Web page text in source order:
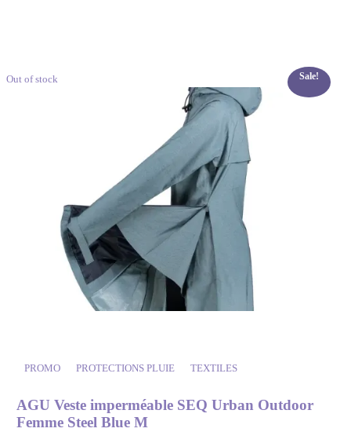
Out of stock Sale!
PROMO PROTECTIONS PLUIE TEXTILES
AGU Veste imperméable SEQ Urban Outdoor
Femme Steel Blue M